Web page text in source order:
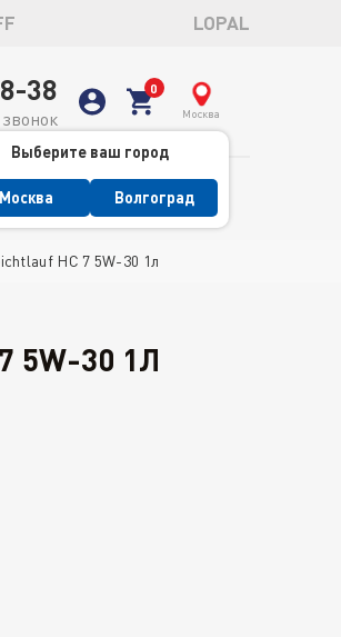
LOPAL
38
Москва
Выберите ваш город
Москва Волгоград
HC 7 5W-30 1л
5W-30 1Л